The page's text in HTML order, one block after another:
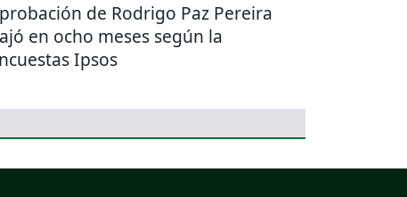
de Rodrigo Paz Pereira
en ocho meses según la
Ipsos